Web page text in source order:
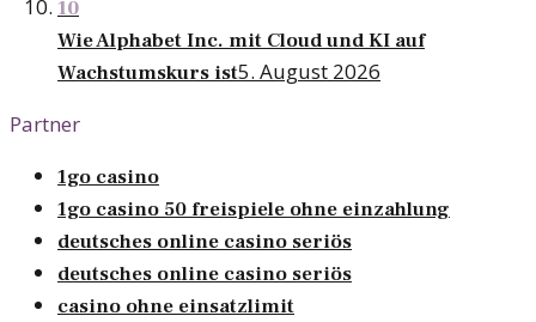
10
Wie Alphabet Inc. mit Cloud und KI auf
Wachstumskurs ist5. August 2026
Partner
1go casino
1go casino 50 freispiele ohne einzahlung
deutsches online casino seriös
deutsches online casino seriös
casino ohne einsatzlimit